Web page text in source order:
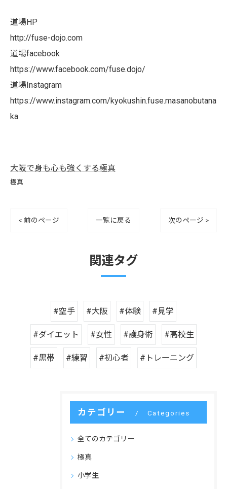
道場HP
http://fuse-dojo.com
道場facebook
https://www.facebook.com/fuse.dojo/
道場Instagram
https://www.instagram.com/kyokushin.fuse.masanobutana
ka
大阪で身も心も強くする極真
極真
< 前のページ 一覧に戻る 次のページ >
関連タグ
#空手 #大阪 #体験 #見学
#ダイエット #女性 #護身術 #高校生
#黒帯 #練習 #初心者 #トレーニング
カテゴリー Categories
全てのカテゴリー
極真
小学生